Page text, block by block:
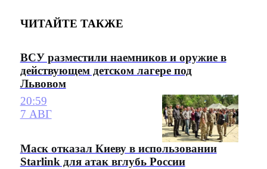
ЧИТАЙТЕ ТАКЖЕ
ВСУ разместили наемников и оружие в
действующем детском лагере под
Львовом
20:59
7 АВГ
Маск отказал Киеву в использовании
Starlink для атак вглубь России